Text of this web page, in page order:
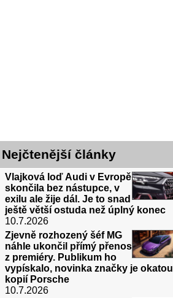
Nejčtenější články
Vlajková loď Audi v Evropě
skončila bez nástupce, v
exilu ale žije dál. Je to snad
ještě větší ostuda než úplný konec
10.7.2026
Zjevně rozhozený šéf MG
náhle ukončil přímý přenos
z premiéry. Publikum ho
vypískalo, novinka značky je okatou
kopií Porsche
10.7.2026